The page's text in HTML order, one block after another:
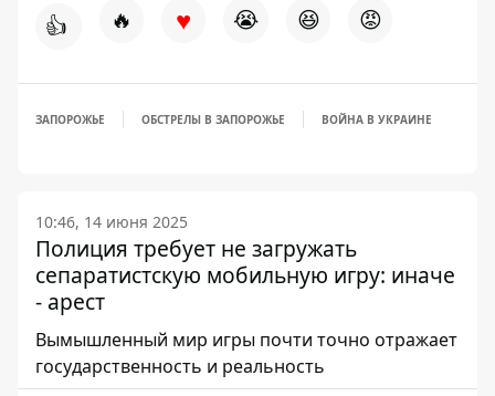
👍 🔥 ♥ 😭 😆 😡
ЗАПОРОЖЬЕ ОБСТРЕЛЫ В ЗАПОРОЖЬЕ ВОЙНА В УКРАИНЕ
10:46, 14 июня 2025
Полиция требует не загружать
сепаратистскую мобильную игру: иначе
- арест
Вымышленный мир игры почти точно отражает
государственность и реальность